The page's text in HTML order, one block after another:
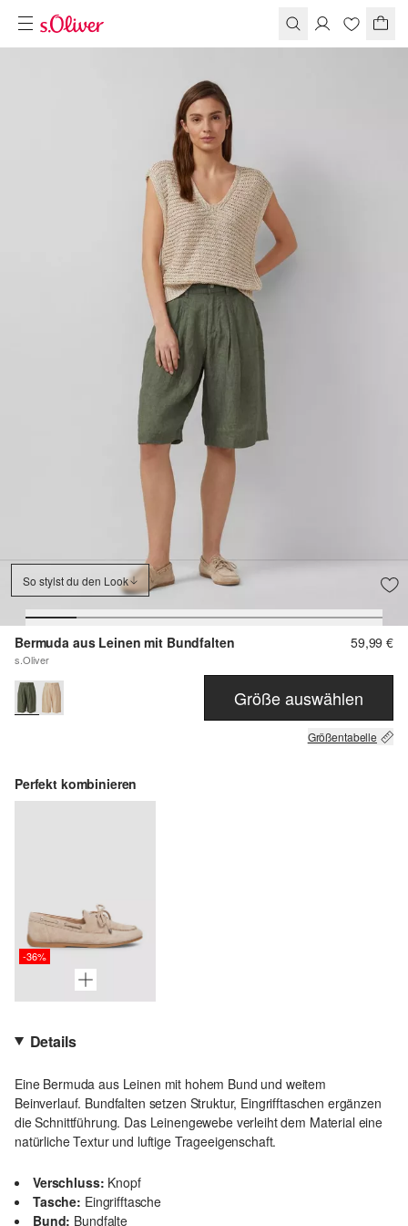
So stylst du den Look
Bermuda aus Leinen mit Bundfalten
s.Oliver
59,99 €
Größe auswählen
Größentabelle
Perfekt kombinieren
-36%
Details
Eine Bermuda aus Leinen mit hohem Bund und weitem
Beinverlauf. Bundfalten setzen Struktur, Eingrifftaschen ergänzen
die Schnittführung. Das Leinengewebe verleiht dem Material eine
natürliche Textur und luftige Trageeigenschaft.
Verschluss: Knopf
Tasche: Eingrifftasche
Bund: Bundfalte